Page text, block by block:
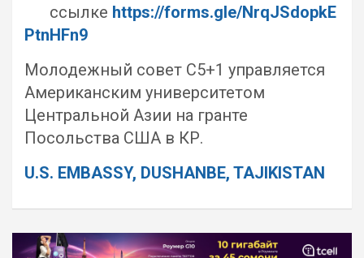
ссылке https://forms.gle/NrqJSdopkE
PtnHFn9
Молодежный совет C5+1 управляется
Американским университетом
Центральной Азии на гранте
Посольства США в КР.
U.S. EMBASSY, DUSHANBE, TAJIKISTAN
Навигация